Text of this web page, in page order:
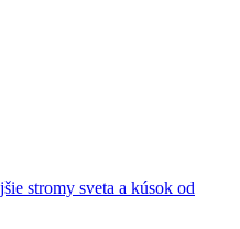
stromy sveta a kúsok od